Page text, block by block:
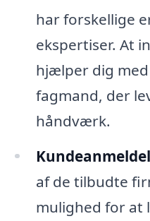
har forskellige
ekspertiser. At
hjælper dig
fagmand, der
håndværk.
af de tilbudte
mulighed for at